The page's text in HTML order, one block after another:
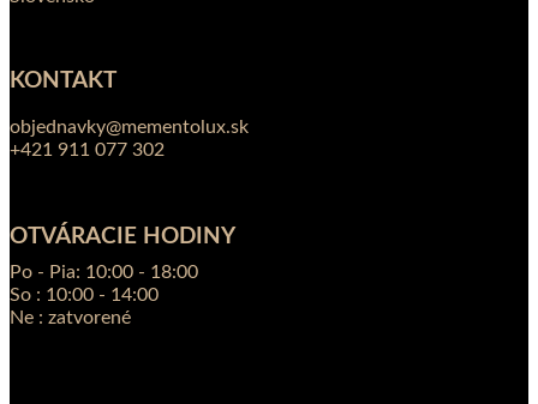
KONTAKT
objednavky@mementolux.sk
+421 911 077 302
OTVÁRACIE HODINY
Po - Pia: 10:00 - 18:00
So : 10:00 - 14:00
Ne : zatvorené